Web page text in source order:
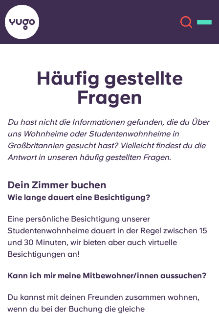
Über uns
Mehr
Konto
English (GB)
Chinese
Español
Wähle ein Land aus
Wähle eine Stadt aus
Jetzt buchen
English (GB)
English (US)
Chinese Español
Català Deutsch
Italian
Häufig gestellte
Fragen
Du hast nicht die Informationen gefunden, die du Über
uns Wohnheime oder Studentenwohnheime in
Großbritannien gesucht hast? Vielleicht findest du die
Antwort in unseren häufig gestellten Fragen.
Dein Zimmer buchen
Wie lange dauert eine Besichtigung?
Eine persönliche Besichtigung unserer
Studentenwohnheime dauert in der Regel zwischen 15
und 30 Minuten, wir bieten aber auch virtuelle
Besichtigungen an!
Kann ich mir meine Mitbewohner/innen aussuchen?
Du kannst mit deinen Freunden zusammen wohnen,
wenn du bei der Buchung die gleiche